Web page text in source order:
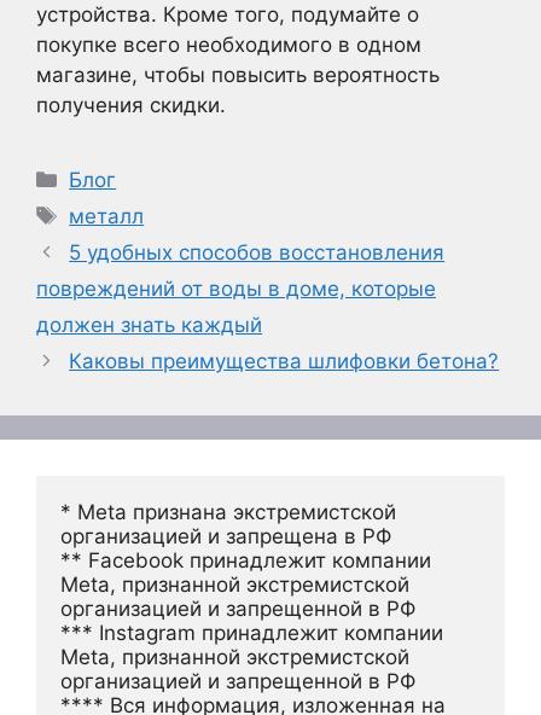
устройства. Кроме того, подумайте о
покупке всего необходимого в одном
магазине, чтобы повысить вероятность
получения скидки.
Рубрики
Блог
Метки
металл
5 удобных способов восстановления
повреждений от воды в доме, которые
должен знать каждый
Каковы преимущества шлифовки бетона?
* Meta признана экстремистской
организацией и запрещена в РФ
** Facebook принадлежит компании
Meta, признанной экстремистской
организацией и запрещенной в РФ
*** Instagram принадлежит компании
Meta, признанной экстремистской
организацией и запрещенной в РФ
**** Вся информация, изложенная на